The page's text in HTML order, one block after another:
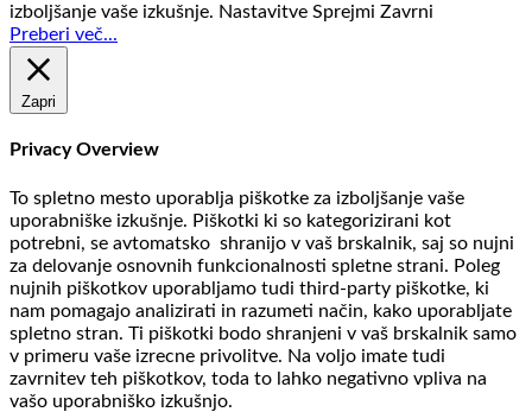
izboljšanje vaše izkušnje. Nastavitve Sprejmi Zavrni
Preberi več...
Zapri
Privacy Overview
To spletno mesto uporablja piškotke za izboljšanje vaše
uporabniške izkušnje. Piškotki ki so kategorizirani kot
potrebni, se avtomatsko shranijo v vaš brskalnik, saj so nujni
za delovanje osnovnih funkcionalnosti spletne strani. Poleg
nujnih piškotkov uporabljamo tudi third-party piškotke, ki
nam pomagajo analizirati in razumeti način, kako uporabljate
spletno stran. Ti piškotki bodo shranjeni v vaš brskalnik samo
v primeru vaše izrecne privolitve. Na voljo imate tudi
zavrnitev teh piškotkov, toda to lahko negativno vpliva na
vašo uporabniško izkušnjo.